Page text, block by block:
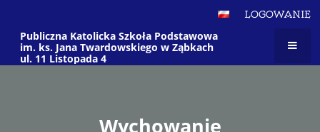
LOGOWANIE
Publiczna Katolicka Szkoła Podstawowa
im. ks. Jana Twardowskiego w Ząbkach
ul. 11 Listopada 4
Wychowanie